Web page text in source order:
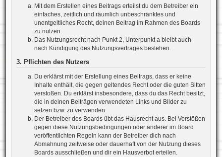
Mit dem Erstellen eines Beitrags erteilst du dem Betreiber ein
einfaches, zeitlich und räumlich unbeschränktes und
unentgeltliches Recht, deinen Beitrag im Rahmen des Boards
zu nutzen.
Das Nutzungsrecht nach Punkt 2, Unterpunkt a bleibt auch
nach Kündigung des Nutzungsvertrages bestehen.
3. Pflichten des Nutzers
Du erklärst mit der Erstellung eines Beitrags, dass er keine
Inhalte enthält, die gegen geltendes Recht oder die guten Sitten
verstoßen. Du erklärst insbesondere, dass du das Recht besitzt,
die in deinen Beiträgen verwendeten Links und Bilder zu
setzen bzw. zu verwenden.
Der Betreiber des Boards übt das Hausrecht aus. Bei Verstößen
gegen diese Nutzungsbedingungen oder anderer im Board
veröffentlichten Regeln kann der Betreiber dich nach
Abmahnung zeitweise oder dauerhaft von der Nutzung dieses
Boards ausschließen und dir ein Hausverbot erteilen.